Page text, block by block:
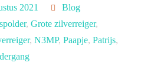
2021
Blog
, Grote zilverreiger,
, N3MP, Paapje, Patrijs,